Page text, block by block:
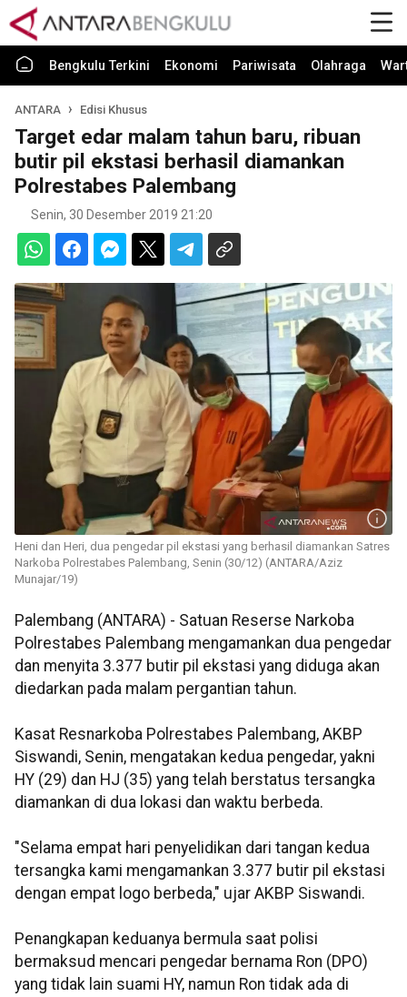
Bengkulu Terkini Ekonomi Pariwisata Olahraga
ANTARA Edisi Khusus
Target edar malam tahun baru, ribuan
butir pil ekstasi berhasil diamankan
Polrestabes Palembang
Senin, 30 Desember 2019 21:20
Heni dan Heri, dua pengedar pil ekstasi yang berhasil diamankan Satres
Narkoba Polrestabes Palembang, Senin (30/12) (ANTARA/Aziz
Munajar/19)
Palembang (ANTARA) - Satuan Reserse Narkoba
Polrestabes Palembang mengamankan dua pengedar
dan menyita 3.377 butir pil ekstasi yang diduga akan
diedarkan pada malam pergantian tahun.
Kasat Resnarkoba Polrestabes Palembang, AKBP
Siswandi, Senin, mengatakan kedua pengedar, yakni
HY (29) dan HJ (35) yang telah berstatus tersangka
diamankan di dua lokasi dan waktu berbeda.
"Selama empat hari penyelidikan dari tangan kedua
tersangka kami mengamankan 3.377 butir pil ekstasi
dengan empat logo berbeda," ujar AKBP Siswandi.
Penangkapan keduanya bermula saat polisi
bermaksud mencari pengedar bernama Ron (DPO)
yang tidak lain suami HY, namun Ron tidak ada di